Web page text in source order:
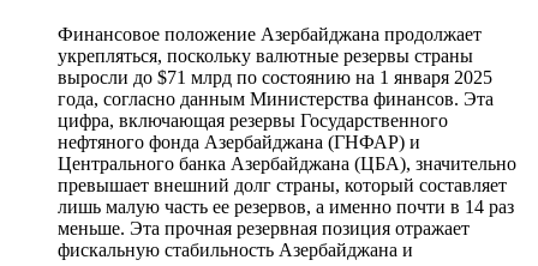
Финансовое положение Азербайджана продолжает
укрепляться, поскольку валютные резервы страны
выросли до $71 млрд по состоянию на 1 января 2025
года, согласно данным Министерства финансов. Эта
цифра, включающая резервы Государственного
нефтяного фонда Азербайджана (ГНФАР) и
Центрального банка Азербайджана (ЦБА), значительно
превышает внешний долг страны, который составляет
лишь малую часть ее резервов, а именно почти в 14 раз
меньше. Эта прочная резервная позиция отражает
фискальную стабильность Азербайджана и